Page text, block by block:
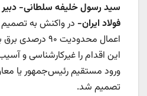
سید رسول خلیفه سلطانی- دبیر
فولاد ایران- در واکنش به تصمیم
اعمال محدودیت
این اقدام را غیرکارشناسی و
ورود مستقیم رئیس‌جمهور یا
تصمیم شد.